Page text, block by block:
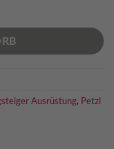
Ausrüstung, Petzl